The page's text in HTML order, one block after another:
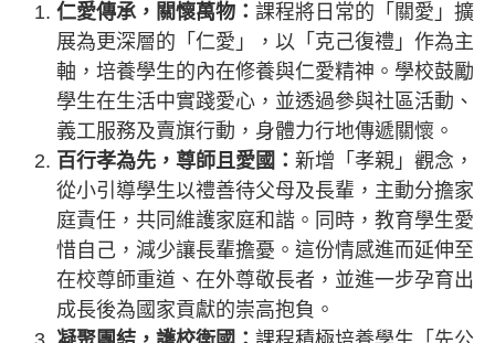
仁愛傳承，關懷萬物： 課程將日常的「關愛」擴
展為更深層的「仁愛」，以「克己復禮」作為主
軸，培養學生的內在修養與仁愛精神。學校鼓勵
學生在生活中實踐愛心，並透過參與社區活動、
義工服務及賣旗行動，身體力行地傳遞關懷。
百行孝為先，尊師且愛國： 新增「孝親」觀念，
從小引導學生以禮善待父母及長輩，主動分擔家
庭責任，共同維護家庭和諧。同時，教育學生愛
惜自己，減少讓長輩擔憂。這份情感進而延伸至
在校尊師重道、在外尊敬長者，並進一步孕育出
成長後為國家貢獻的崇高抱負。